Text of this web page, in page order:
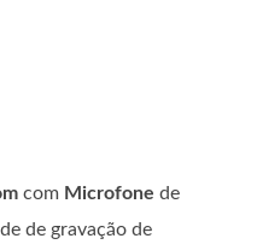
com Microfone de
de gravação de